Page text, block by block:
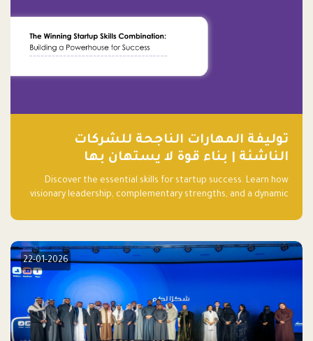
توليفة المهارات الناجحة للشركات
الناشئة | بناء قوة لا يستهان بها
Discover the essential skills for startup success. Learn how
visionary leadership, complementary strengths, and a dynamic
elevate your startup! Follow us @FalakHub
22-01-2026